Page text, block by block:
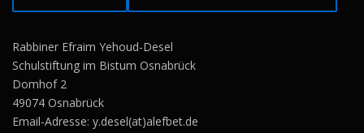
Rabbiner Efraim Yehoud-Desel
Schulstiftung im Bistum Osnabrück
Domhof 2
49074 Osnabrück
Email-Adresse: y.desel(at)alefbet.de